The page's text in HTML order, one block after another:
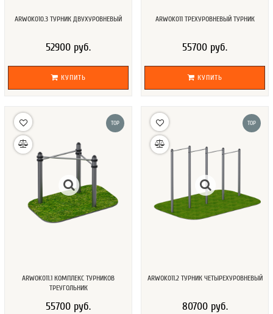
ARWOK010.3 ТУРНИК ДВУХУРОВНЕВЫЙ
52900 руб.
КУПИТЬ
ARWOK011 ТРЕХУРОВНЕВЫЙ ТУРНИК
55700 руб.
КУПИТЬ
TOP
ARWOK011.1 КОМПЛЕКС ТУРНИКОВ
ТРЕУГОЛЬНИК
55700 руб.
TOP
ARWOK011.2 ТУРНИК ЧЕТЫРЕХУРОВНЕВЫЙ
80700 руб.